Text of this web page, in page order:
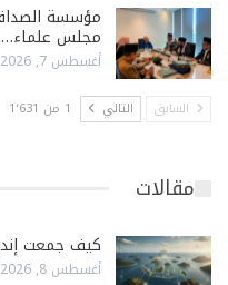
مؤسسة
مجلس علماء…
أغسطس 7, 2026
السابق التالي 1 من 1٬631
مقالات
كيف جمعت
أغسطس 8, 2026